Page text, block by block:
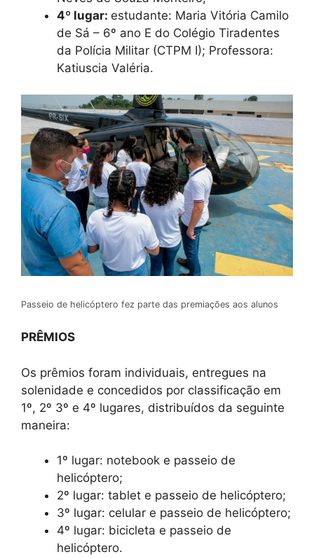
4º lugar: estudante: Maria Vitória Camilo
de Sá – 6º ano E do Colégio Tiradentes
da Polícia Militar (CTPM I); Professora:
Katiuscia Valéria.
Passeio de helicóptero fez parte das premiações aos alunos
PRÊMIOS
Os prêmios foram individuais, entregues na
solenidade e concedidos por classificação em
1º, 2º 3º e 4º lugares, distribuídos da seguinte
maneira:
1º lugar: notebook e passeio de
helicóptero;
2º lugar: tablet e passeio de helicóptero;
3º lugar: celular e passeio de helicóptero;
4º lugar: bicicleta e passeio de
helicóptero.